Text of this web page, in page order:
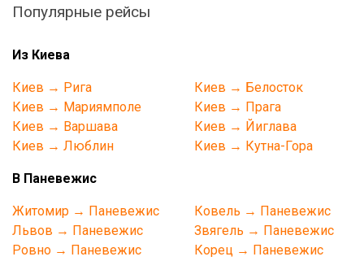
Популярные рейсы
Из Киева
Киев → Рига
Киев → Мариямполе
Киев → Варшава
Киев → Люблин
Киев → Белосток
Киев → Прага
Киев → Йиглава
Киев → Кутна-Гора
В Паневежис
Житомир → Паневежис
Львов → Паневежис
Ровно → Паневежис
Ковель → Паневежис
Звягель → Паневежис
Корец → Паневежис